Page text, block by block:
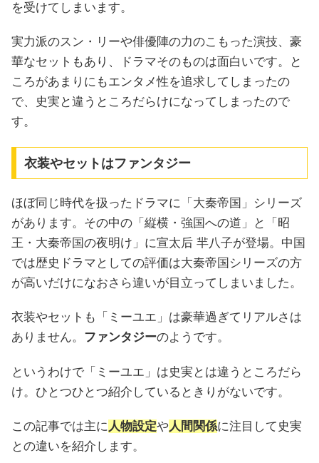
を受けてしまいます。
実力派のスン・リーや俳優陣の力のこもった演技、豪
華なセットもあり、ドラマそのものは面白いです。と
ころがあまりにもエンタメ性を追求してしまったの
で、史実と違うところだらけになってしまったので
す。
衣装やセットはファンタジー
ほぼ同じ時代を扱ったドラマに「大秦帝国」シリーズ
があります。その中の「縦横・強国への道」と「昭
王・大秦帝国の夜明け」に宣太后 羋八子が登場。中国
では歴史ドラマとしての評価は大秦帝国シリーズの方
が高いだけになおさら違いが目立ってしまいました。
衣装やセットも「ミーユエ」は豪華過ぎてリアルさは
ありません。 ファンタジーのようです。
というわけで「ミーユエ」は史実とは違うところだら
け。ひとつひとつ紹介しているときりがないです。
この記事では主に人物設定や人間関係に注目して史実
との違いを紹介します。